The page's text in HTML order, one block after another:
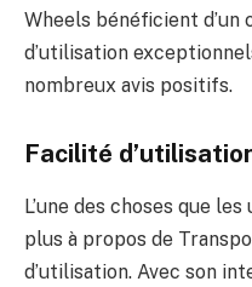
Wheels bénéficient
d’utilisation
nombreux avis positifs.
Facilité
L’une des choses que
plus à propos de
d’utilisation. Avec son